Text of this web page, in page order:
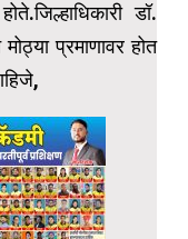
डॉ.
प्रमाणावर होत